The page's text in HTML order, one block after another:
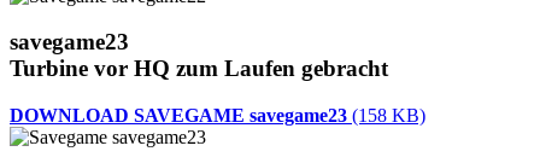
savegame23
Turbine vor HQ zum Laufen gebracht
DOWNLOAD SAVEGAME savegame23 (158 KB)